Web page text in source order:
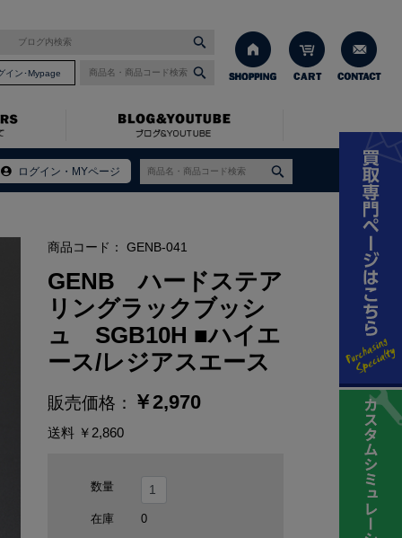
イン･Mypage
ログイン・MYページ
ジアスエース
商品コード： GENB-041
GENB ハードステア
リングラックブッシ
ュ SGB10H ■ハイエ
ース/レジアスエース
販売価格： ￥2,970
送料 ￥2,860
数量
在庫 0